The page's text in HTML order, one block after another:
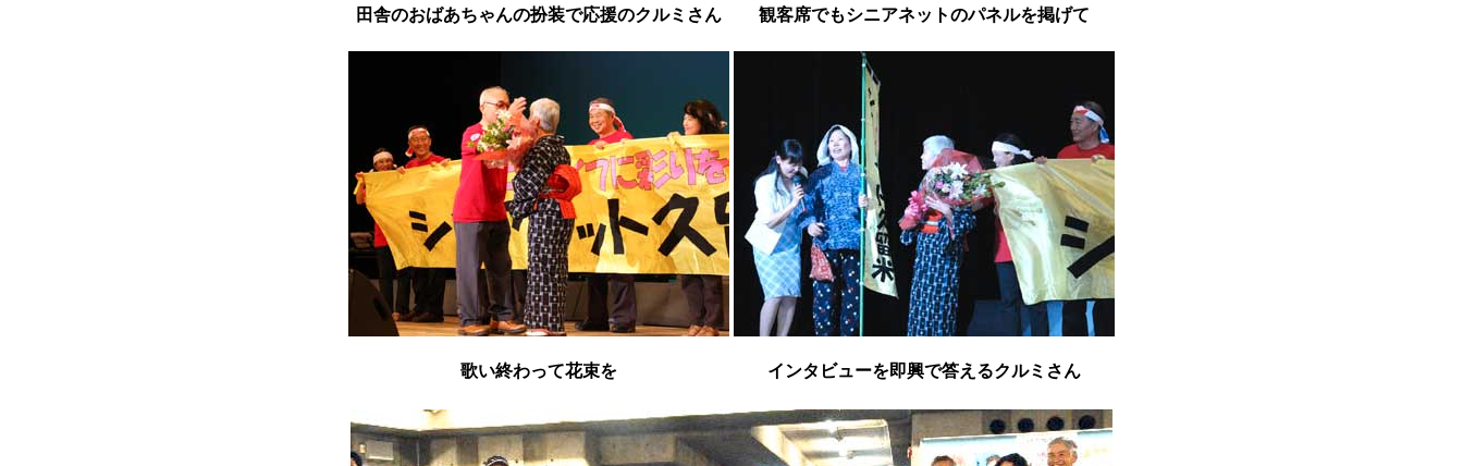
田舎のおばあちゃんの扮装で応援のクルミさん 観客席でもシニアネットのパネルを掲げて
歌い終わって花束を インタビューを即興で答えるクルミさん